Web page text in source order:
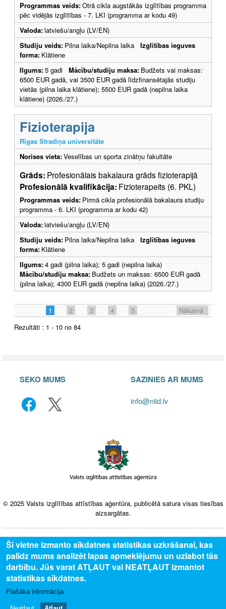
Programmas veids:Otrā cikla augstākās izglītības programma
pēc vidējās izglītības - 7. LKI (programma ar kodu 49)
Valoda:latviešu/angļu (LV/EN)
Studiju veids: Pilna laika/Nepilna laika Izglītības ieguves
forma: Klātiene
Ilgums:5 gadi Mācību/studiju maksa: Budžets vai maksas:
6500 EUR gadā, vai 3500 EUR gadā līdzfinansētajās studiju
vietās (pilna laika klātiene); 5500 EUR gadā (nepilna laika
klātiene) (2026./27.)
Fizioterapija
Rīgas Stradiņa universitāte
Norises vieta:Veselības un sporta zinātņu fakultāte
Grāds: Profesionālais bakalaura grāds fizioterapijā
Profesionālā kvalifikācija: Fizioterapeits (6. PKL)
Programmas veids: Pirmā cikla profesionālā bakalaura studiju
programma - 6. LKI (programma ar kodu 42)
Valoda:latviešu/angļu (LV/EN)
Studiju veids: Pilna laika/Nepilna laika Izglītības ieguves
forma: Klātiene
Ilgums:4 gadi (pilna laika); 5 gadi (nepilna laika)
Mācību/studiju maksa: Budžets un maksas: 6500 EUR gadā
(pilna laika); 4300 EUR gadā (nepilna laika) (2026./27.)
1 2 3 4 5
Nākamā
Rezultāti : 1 - 10 no 84
SEKO MUMS SAZINIES AR MUMS
info@niid.lv
© 2025 Valsts izglītības attīstības aģentūra, publicētā satura visas tiesības
aizsargātas.
Šī vietne izmanto sīkdatnes statistikas uzkrāšanai, kas
palīdz mums analizēt lapas apmeklējumu un uzlabot tās
darbību. Jūs varat ATĻAUT vai NEATĻAUT izmantot
statistikas sīkdatnes.
Plašāka informācija